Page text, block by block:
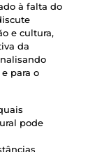
à falta do
e cultura,
da
para o
pode